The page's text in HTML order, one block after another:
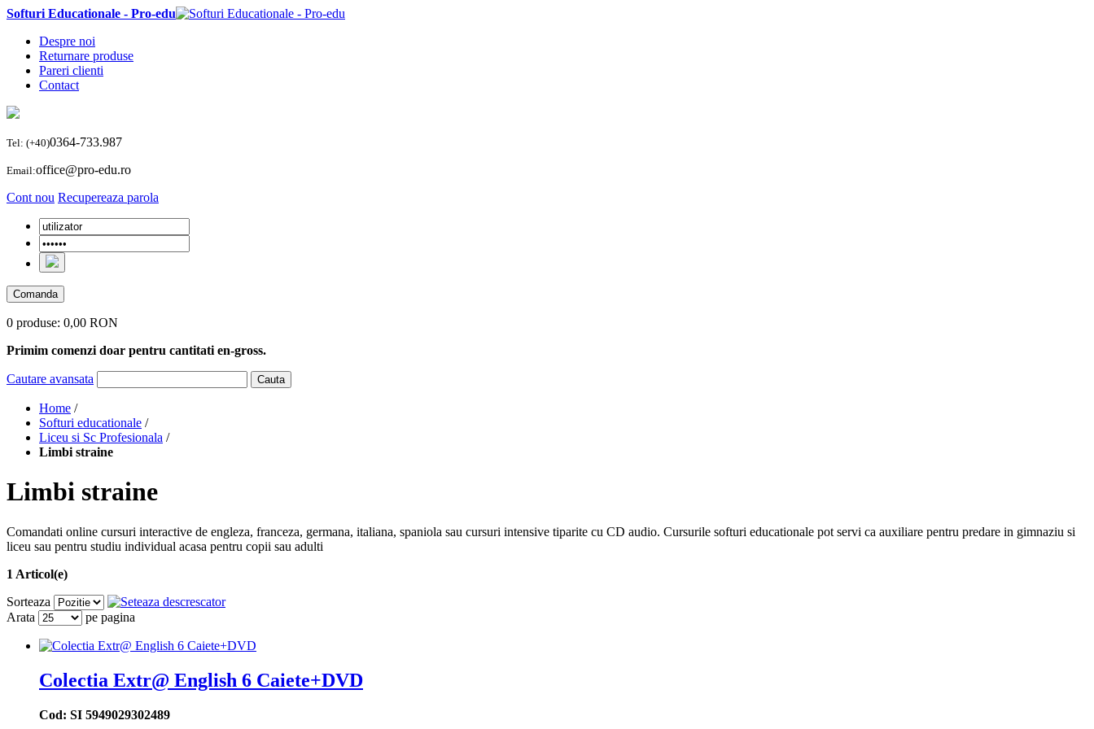
Softuri Educationale - Pro-edu
Despre noi
Returnare produse
Pareri clienti
Contact
Tel: (+40)0364-733.987
Email:office@pro-edu.ro
Cont nou Recupereaza parola
Comanda
0 produse: 0,00 RON
Primim comenzi doar pentru cantitati en-gross.
Cautare avansata Cauta
Home /
Softuri educationale /
Liceu si Sc Profesionala /
Limbi straine
Limbi straine
Comandati online cursuri interactive de engleza, franceza, germana, italiana, spaniola sau cursuri intensive tiparite cu CD audio. Cursurile softuri educationale pot servi ca auxiliare pentru predare in gimnaziu si
liceu sau pentru studiu individual acasa pentru copii sau adulti
1 Articol(e)
Sorteaza
Arata
pe pagina
Colectia Extr@ English 6 Caiete+DVD
Cod: SI 5949029302489